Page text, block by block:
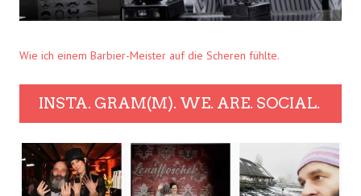
Wie ich einem Barbier-Meister auf die Scheren fühlte.
INSTA. GRAM(M). WE. ARE. SOCIAL.